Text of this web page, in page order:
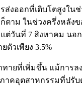
งออกที่เติบโตสูงในช่
ตาม ในช่วงครึ่งหลัง
แต่วันที่ 7 สิงหาคม น
ตัวเพียง 3.5%
ยที่เพิ่มขึ้น แม้การล
าคอุตสาหกรรมที่ปรั